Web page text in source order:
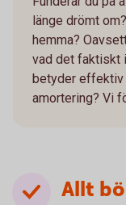
länge drömt
hemma?
vad det faktiskt
betyder effektiv
amortering? Vi
Allt